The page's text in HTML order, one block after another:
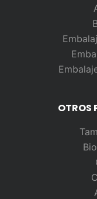
OTROS